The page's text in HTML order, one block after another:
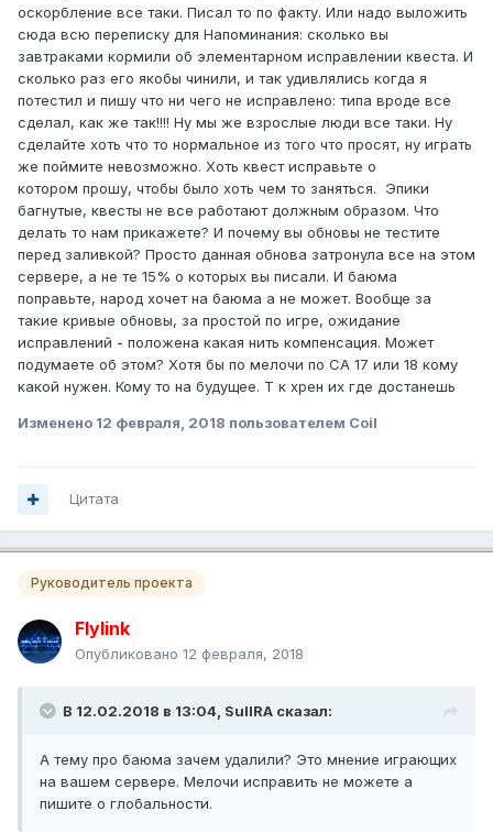
оскорбление все таки. Писал то по факту. Или надо выложить
сюда всю переписку для Напоминания: сколько вы
завтраками кормили об элементарном исправлении квеста. И
сколько раз его якобы чинили, и так удивлялись когда я
потестил и пишу что ни чего не исправлено: типа вроде все
сделал, как же так!!!! Ну мы же взрослые люди все таки. Ну
сделайте хоть что то нормальное из того что просят, ну играть
же поймите невозможно. Хоть квест исправьте о
котором прошу, чтобы было хоть чем то заняться. Эпики
багнутые, квесты не все работают должным образом. Что
делать то нам прикажете? И почему вы обновы не тестите
перед заливкой? Просто данная обнова затронула все на этом
сервере, а не те 15% о которых вы писали. И баюма
поправьте, народ хочет на баюма а не может. Вообще за
такие кривые обновы, за простой по игре, ожидание
исправлений - положена какая нить компенсация. Может
подумаете об этом? Хотя бы по мелочи по СА 17 или 18 кому
какой нужен. Кому то на будущее. Т к хрен их где достанешь
Изменено 12 февраля, 2018 пользователем Coil
Цитата
Руководитель проекта
Flylink
Опубликовано 12 февраля, 2018
В 12.02.2018 в 13:04, SuIIRA сказал:
А тему про баюма зачем удалили? Это мнение играющих
на вашем сервере. Мелочи исправить не можете а
пишите о глобальности.